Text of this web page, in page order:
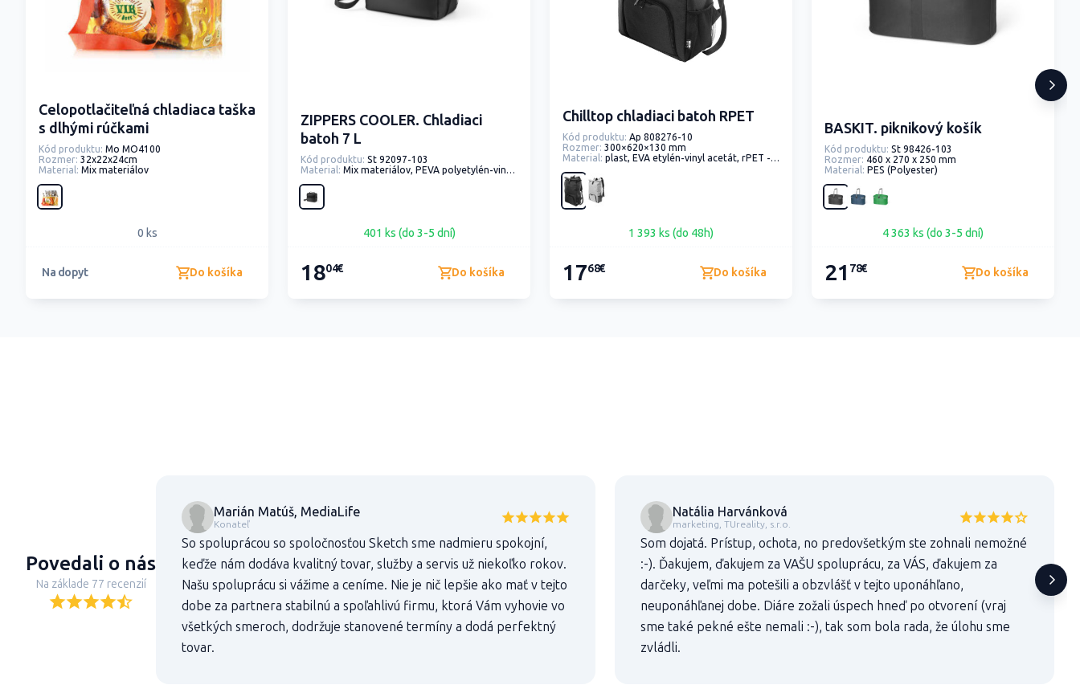
Celopotlačiteľná chladiaca taška
s dlhými rúčkami
Kód produktu: Mo MO4100
Rozmer: 32x22x24cm
Material: Mix materiálov
0 ks
Na dopyt Do košíka
ZIPPERS COOLER. Chladiaci
batoh 7 L
Kód produktu: St 92097-103
Material: Mix materiálov, PEVA polyetylén-vinylacetát, žakár
401 ks (do 3-5 dní)
1804€ Do košíka
Chilltop chladiaci batoh RPET
Kód produktu: Ap 808276-10
Rozmer: 300×620×130 mm
Material: plast, EVA etylén-vinyl acetát, rPET - recyklovaný polyester, PEVA polyetylén-vinylacetát
1 393 ks (do 48h)
1768€ Do košíka
BASKIT. piknikový košík
Kód produktu: St 98426-103
Rozmer: 460 x 270 x 250 mm
Material: PES (Polyester)
4 363 ks (do 3-5 dní)
21 78€ Do košíka
Povedali o nás
Na základe 77 recenzií
Marián Matúš, MediaLife
Konateľ
So spoluprácou so spoločnosťou Sketch sme nadmieru spokojní,
keďže nám dodáva kvalitný tovar, služby a servis už niekoľko rokov.
Našu spoluprácu si vážime a ceníme. Nie je nič lepšie ako mať v tejto
dobe za partnera stabilnú a spoľahlivú firmu, ktorá Vám vyhovie vo
všetkých smeroch, dodržuje stanovené termíny a dodá perfektný
tovar.
Natália Harvánková
marketing, TUreality, s.r.o.
Som dojatá. Prístup, ochota, no predovšetkým ste zohnali nemožné
:-). Ďakujem, ďakujem za VAŠU spoluprácu, za VÁS, ďakujem za
darčeky, veľmi ma potešili a obzvlášť v tejto uponáhľano,
neuponáhľanej dobe. Diáre zožali úspech hneď po otvorení (vraj
sme také pekné ešte nemali :-), tak som bola rada, že úlohu sme
zvládli.